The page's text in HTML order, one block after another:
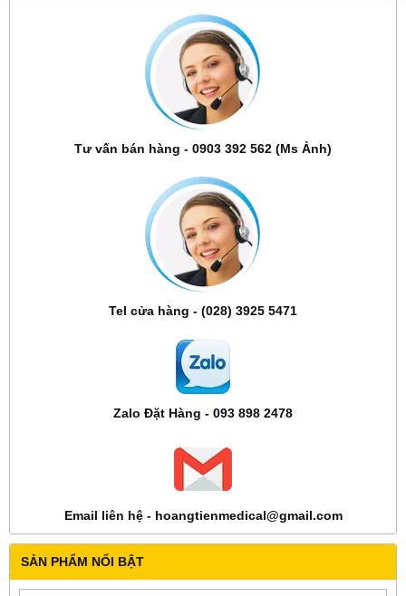
Tư vấn bán hàng - 0903 392 562 (Ms Ảnh)
Tel cửa hàng - (028) 3925 5471
Zalo Đặt Hàng - 093 898 2478
Email liên hệ - hoangtienmedical@gmail.com
SẢN PHẨM NỔI BẬT